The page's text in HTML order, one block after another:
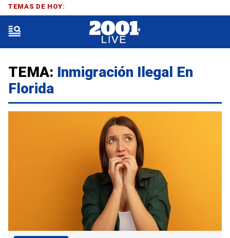
TEMA: Inmigración Ilegal En
Florida
TEMAS DE HOY: